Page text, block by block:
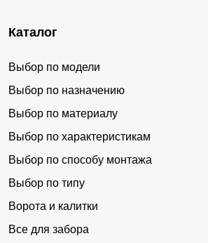
Каталог
Выбор по модели
Выбор по назначению
Выбор по материалу
Выбор по характеристикам
Выбор по способу монтажа
Выбор по типу
Ворота и калитки
Все для забора